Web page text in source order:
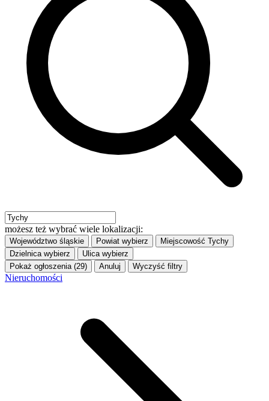
możesz też wybrać wiele lokalizacji:
Województwo śląskie Powiat wybierz Miejscowość Tychy
Dzielnica wybierz Ulica wybierz
Pokaż ogłoszenia (29)
Anuluj Wyczyść filtry
Nieruchomości